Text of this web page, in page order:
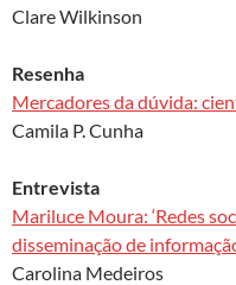
Clare Wilkinson
Resenha
Mercadores da dúvida:
Camila P. Cunha
Entrevista
Mariluce Moura: ‘Redes
disseminação de
Carolina Medeiros